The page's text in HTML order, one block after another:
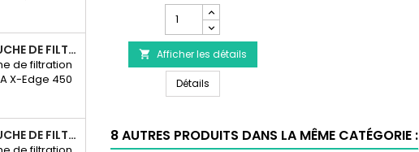
des
d’ornement
CARTOUCHE DE FILTRATION BLANCHE POUR SERA X-EDGE 450 - 2 PIÈCES
de filtration
X-Edge 450
CARTOUCHE DE FILTRATION BLANCHE POUR SERA X-EDGE 300 - 2 PIÈCES
quantité
du
produit
Shampooing
pour
chiot
 Afficher les détails
DétailsShampooing pour chiot
8 AUTRES PRODUITS DANS LA MÊME CATÉGORIE :